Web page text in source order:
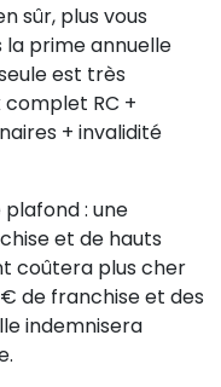
sûr, plus vous
la prime annuelle
est très
RC +
+ invalidité
: une
et de hauts
coûtera plus cher
de franchise et des
indemnisera